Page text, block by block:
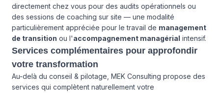
directement chez vous pour des audits opérationnels ou
des sessions de coaching sur site — une modalité
particulièrement appréciée pour le travail de management
de transition ou l'accompagnement managérial intensif.
Services complémentaires pour approfondir
votre transformation
Au-delà du conseil & pilotage, MEK Consulting propose des
services qui complètent naturellement votre